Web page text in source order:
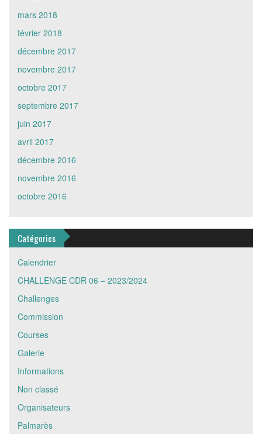
mars 2018
février 2018
décembre 2017
novembre 2017
octobre 2017
septembre 2017
juin 2017
avril 2017
décembre 2016
novembre 2016
octobre 2016
Catégories
Calendrier
CHALLENGE CDR 06 – 2023/2024
Challenges
Commission
Courses
Galerie
Informations
Non classé
Organisateurs
Palmarès